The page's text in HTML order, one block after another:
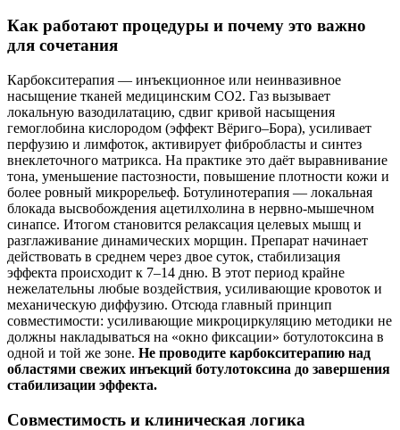
Как работают процедуры и почему это важно
для сочетания
Карбокситерапия — инъекционное или неинвазивное
насыщение тканей медицинским CO2. Газ вызывает
локальную вазодилатацию, сдвиг кривой насыщения
гемоглобина кислородом (эффект Вёриго–Бора), усиливает
перфузию и лимфоток, активирует фибробласты и синтез
внеклеточного матрикса. На практике это даёт выравнивание
тона, уменьшение пастозности, повышение плотности кожи и
более ровный микрорельеф. Ботулинотерапия — локальная
блокада высвобождения ацетилхолина в нервно-мышечном
синапсе. Итогом становится релаксация целевых мышц и
разглаживание динамических морщин. Препарат начинает
действовать в среднем через двое суток, стабилизация
эффекта происходит к 7–14 дню. В этот период крайне
нежелательны любые воздействия, усиливающие кровоток и
механическую диффузию. Отсюда главный принцип
совместимости: усиливающие микроциркуляцию методики не
должны накладываться на «окно фиксации» ботулотоксина в
одной и той же зоне. Не проводите карбокситерапию над
областями свежих инъекций ботулотоксина до завершения
стабилизации эффекта.
Совместимость и клиническая логика